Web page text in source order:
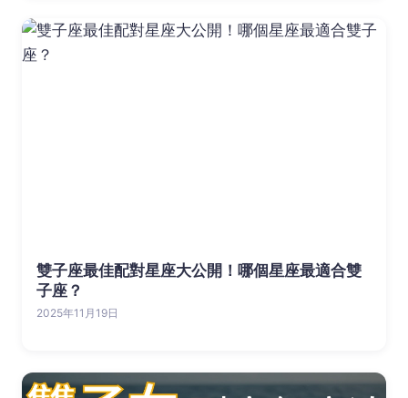
雙子座最佳配對星座大公開！哪個星座最適合雙
子座？
2025年11月19日